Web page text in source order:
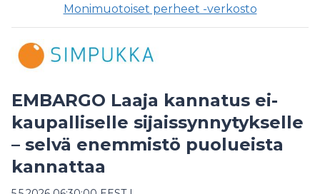
Monimuotoiset perheet -verkosto
EMBARGO Laaja kannatus ei-
kaupalliselle sijaissynnytykselle
– selvä enemmistö puolueista
kannattaa